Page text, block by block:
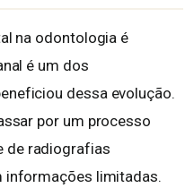
na odontologia é
é um dos
dessa evolução.
por um processo
de radiografias
informações limitadas.